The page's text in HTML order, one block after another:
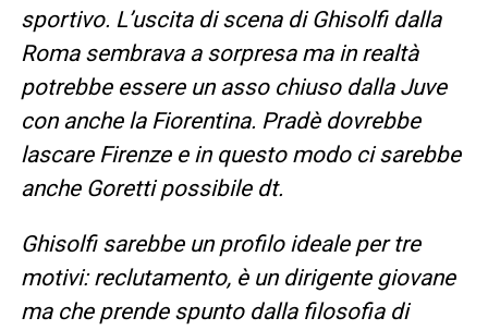
sportivo. L’uscita di scena di Ghisolfi dalla
Roma sembrava a sorpresa ma in realtà
potrebbe essere un asso chiuso dalla Juve
con anche la Fiorentina. Pradè dovrebbe
lascare Firenze e in questo modo ci sarebbe
anche Goretti possibile dt.
Ghisolfi sarebbe un profilo ideale per tre
motivi: reclutamento, è un dirigente giovane
ma che prende spunto dalla filosofia di